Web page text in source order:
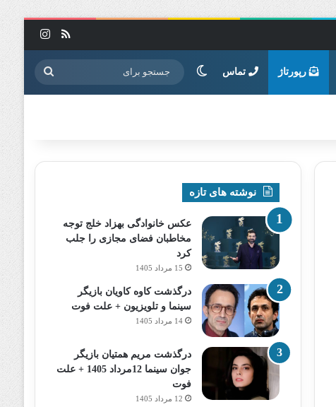
خوراک
رپورتاژ تماس تغییر پوسته جستجو
برای
نوشته های تازه
عکس خانوادگی بهزاد خلج توجه
مخاطبان فضای مجازی را جلب
کرد
15 مرداد 1405
درگذشت کاوه کاویان بازیگر
سینما و تلویزیون + علت فوت
14 مرداد 1405
درگذشت مریم همتیان بازیگر
جوان سینما 12مرداد 1405 + علت
فوت
12 مرداد 1405